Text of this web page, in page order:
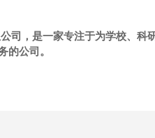
司，是一家专注于为学校、科
的公司。